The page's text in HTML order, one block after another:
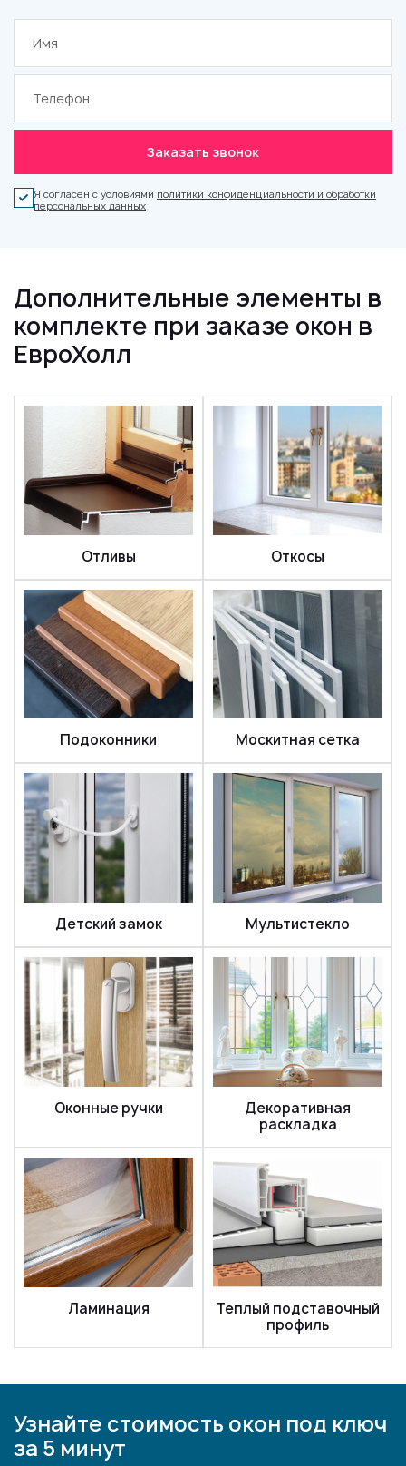
Заказать звонок
Я согласен с условиями политики конфиденциальности и обработки
персональных данных
Дополнительные элементы в
комплекте при заказе окон в
ЕвроХолл
Отливы Откосы
Подоконники Москитная сетка
Детский замок Мультистекло
Оконные ручки
Декоративная
раскладка
Ламинация
Теплый подставочный
профиль
Узнайте стоимость окон под ключ
за 5 минут